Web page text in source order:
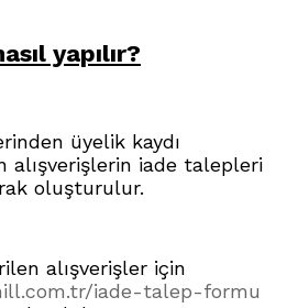
yapılır?
üyelik kaydı
alışverişlerin iade talepleri
oluşturulur.
alışverişler için
iade-talep-formu